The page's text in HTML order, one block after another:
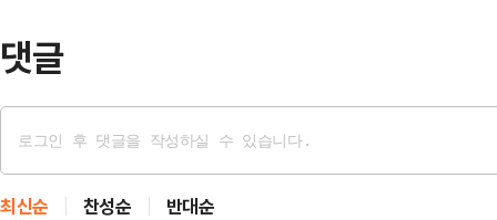
댓글
최신순 찬성순 반대순